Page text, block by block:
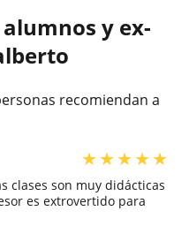
y ex-
recomiendan a
★★★★★
clases son muy didácticas
es extrovertido para